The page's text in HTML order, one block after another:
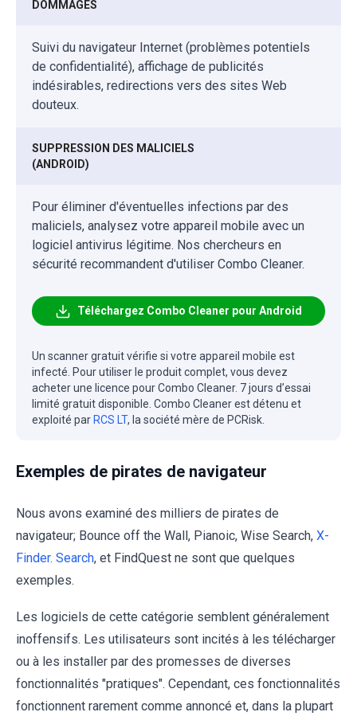
DOMMAGES
Suivi du navigateur Internet (problèmes potentiels
de confidentialité), affichage de publicités
indésirables, redirections vers des sites Web
douteux.
SUPPRESSION DES MALICIELS
(ANDROID)
Pour éliminer d'éventuelles infections par des
maliciels, analysez votre appareil mobile avec un
logiciel antivirus légitime. Nos chercheurs en
sécurité recommandent d'utiliser Combo Cleaner.
Téléchargez Combo Cleaner pour Android
Un scanner gratuit vérifie si votre appareil mobile est
infecté. Pour utiliser le produit complet, vous devez
acheter une licence pour Combo Cleaner. 7 jours d’essai
limité gratuit disponible. Combo Cleaner est détenu et
exploité par RCS LT, la société mère de PCRisk.
Exemples de pirates de navigateur
Nous avons examiné des milliers de pirates de
navigateur; Bounce off the Wall, Pianoic, Wise Search, X-
Finder. Search, et FindQuest ne sont que quelques
exemples.
Les logiciels de cette catégorie semblent généralement
inoffensifs. Les utilisateurs sont incités à les télécharger
ou à les installer par des promesses de diverses
fonctionnalités "pratiques". Cependant, ces fonctionnalités
fonctionnent rarement comme annoncé et, dans la plupart